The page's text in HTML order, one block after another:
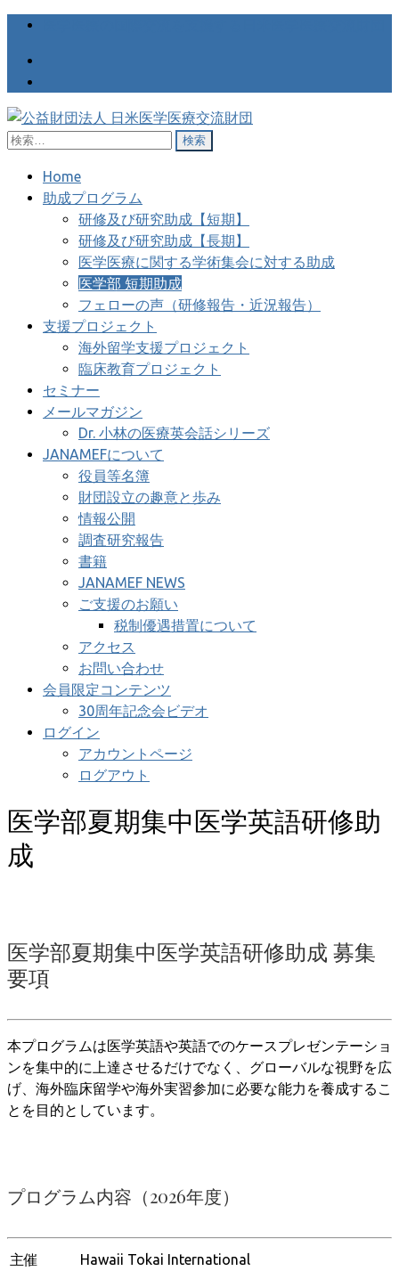
公益財団法人 日米医学医療交
流財団
医学医療の国際交流を支援する日米医学医療交流財団
検
Home
助成プログラム
研修及び研究助成【短期】
研修及び研究助成【長期】
医学医療に関する学術集会に対する助成
医学部 短期助成
フェローの声（研修報告・近況報告）
支援プロジェクト
海外留学支援プロジェクト
臨床教育プロジェクト
セミナー
メールマガジン
Dr. 小林の医療英会話シリーズ
JANAMEFについて
役員等名簿
財団設立の趣意と歩み
情報公開
調査研究報告
書籍
JANAMEF NEWS
ご支援のお願い
税制優遇措置について
アクセス
お問い合わせ
会員限定コンテンツ
30周年記念会ビデオ
ログイン
アカウントページ
ログアウト
医学部夏期集中医学英語研修助
成
医学部夏期集中医学英語研修助成 募集
要項
本プログラムは医学英語や英語でのケースプレゼンテーショ
ンを集中的に上達させるだけでなく、グローバルな視野を広
げ、海外臨床留学や海外実習参加に必要な能力を養成するこ
とを目的としています。
プログラム内容（2026年度）
主催
Hawaii Tokai International